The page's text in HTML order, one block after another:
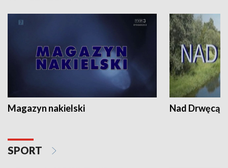
Magazyn nakielski Nad Drwęcą
SPORT